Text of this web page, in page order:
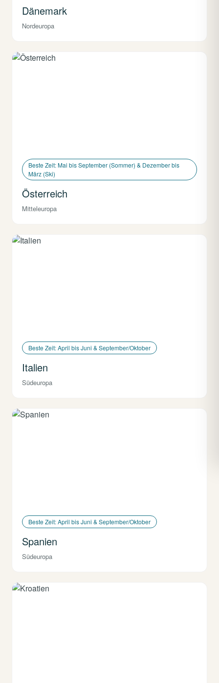
Dänemark
Nordeuropa
Beste Zeit: Mai bis September (Sommer) & Dezember bis
März (Ski)
Österreich
Mitteleuropa
Beste Zeit: April bis Juni & September/Oktober
Italien
Südeuropa
Beste Zeit: April bis Juni & September/Oktober
Spanien
Südeuropa